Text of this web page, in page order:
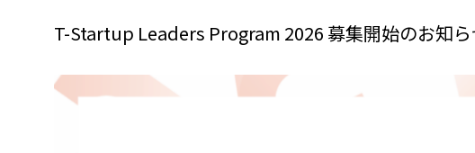
T-Startup Leaders Program 2026 募集開始のお知